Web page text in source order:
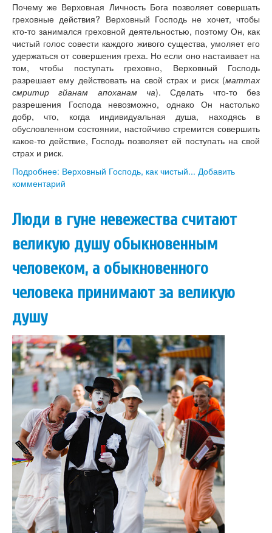
Почему же Верховная Личность Бога позволяет совершать
греховные действия? Верховный Господь не хочет, чтобы
кто-то занимался греховной деятельностью, поэтому Он, как
чистый голос совести каждого живого существа, умоляет его
удержаться от совершения греха. Но если оно настаивает на
том, чтобы поступать греховно, Верховный Господь
разрешает ему действовать на свой страх и риск (маттах
смритир гйанам апоханам ча). Сделать что-то без
разрешения Господа невозможно, однако Он настолько
добр, что, когда индивидуальная душа, находясь в
обусловленном состоянии, настойчиво стремится совершить
какое-то действие, Господь позволяет ей поступать на свой
страх и риск.
Подробнее: Верховный Господь, как чистый... Добавить
комментарий
Люди в гуне невежества считают
великую душу обыкновенным
человеком, а обыкновенного
человека принимают за великую
душу